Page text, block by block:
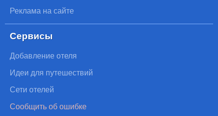
Реклама на сайте
Сервисы
Добавление отеля
Идеи для путешествий
Сети отелей
Сообщить об ошибке